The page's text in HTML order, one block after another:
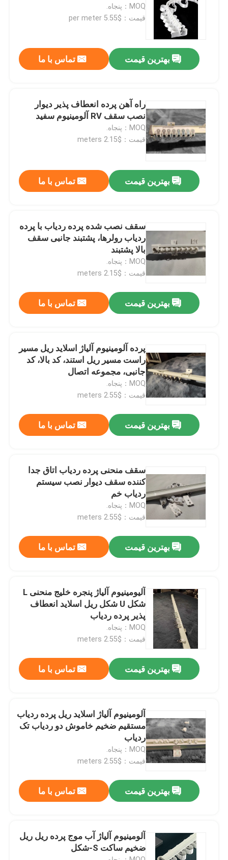
محصولات
فیلم های
درباره ما
کنترل کیفیت
با ما تماس بگیرید
درخواست نقل قول
لباس بچه گانه اولیه
MOQ：پنجاه.
قیمت：$5.55 per meter
بهترین قیمت تماس با ما
راه آهن پرده انعطاف پذیر دیوار
نصب سقف RV آلومینیوم سفید
MOQ：پنجاه.
قیمت：$2.15 meters
بهترین قیمت تماس با ما
سقف نصب شده پرده ردیاب با پرده
ردیاب رولرها، پشتبند جانبی سقف
بالا پشتبند
MOQ：پنجاه.
قیمت：$2.15 meters
بهترین قیمت تماس با ما
پرده آلومینیوم آلیاژ اسلاید ریل مسیر
راست مسیر ریل استند، کد بالا، کد
جانبی، مجموعه اتصال
MOQ：پنجاه.
قیمت：$2.55 meters
بهترین قیمت تماس با ما
سقف منحنی پرده ردیاب اتاق جدا
کننده سقف دیوار نصب سیستم
ردیاب خم
MOQ：پنجاه.
قیمت：$2.55 meters
بهترین قیمت تماس با ما
آلیومینیوم آلیاژ پنجره خلیج منحنی L
شکل U شکل ریل اسلاید انعطاف
پذیر پرده ردیاب
MOQ：پنجاه.
قیمت：$2.55 meters
بهترین قیمت تماس با ما
آلومینیوم آلیاژ اسلاید ریل پرده ردیاب
مستقیم ضخیم خاموش دو ردیاب تک
ردیاب
MOQ：پنجاه.
قیمت：$2.55 meters
بهترین قیمت تماس با ما
آلومینیوم آلیاژ آب موج پرده ریل ریل
ضخیم ساکت S-شکل